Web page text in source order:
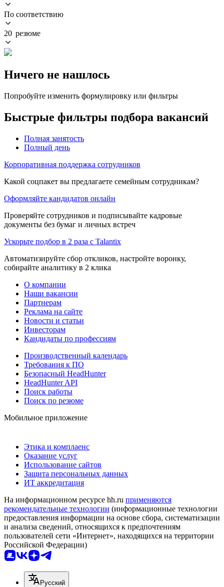
По соответствию
20 резюме
Ничего не нашлось
Попробуйте изменить формулировку или фильтры
Быстрые фильтры подбора вакансий
Полная занятость
Полный день
Корпоративная поддержка сотрудников
Какой соцпакет вы предлагаете семейным сотрудникам?
Оформляйте кандидатов онлайн
Проверяйте сотрудников и подписывайте кадровые
документы без бумаг и личных встреч
Ускорьте подбор в 2 раза с Talantix
Автоматизируйте сбор откликов, настройте воронку,
собирайте аналитику в 2 клика
О компании
Наши вакансии
Партнерам
Реклама на сайте
Новости и статьи
Инвесторам
Кандидаты по профессиям
Производственный календарь
Требования к ПО
Безопасный HeadHunter
HeadHunter API
Поиск работы
Поиск по резюме
Мобильное приложение
Этика и комплаенс
Оказание услуг
Использование сайтов
Защита персональных данных
ИТ аккредитация
На информационном ресурсе hh.ru применяются
рекомендательные технологии (информационные технологии
предоставления информации на основе сбора, систематизации
и анализа сведений, относящихся к предпочтениям
пользователей сети «Интернет», находящихся на территории
Российской Федерации)
Русский